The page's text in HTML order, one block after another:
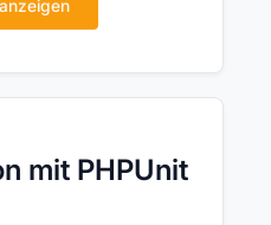
mit PHPUnit